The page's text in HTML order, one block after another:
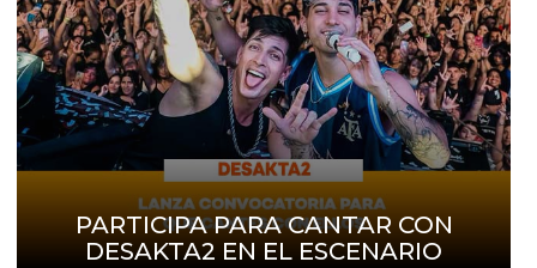
PARTICIPA PARA CANTAR CON
DESAKTA2 EN EL ESCENARIO